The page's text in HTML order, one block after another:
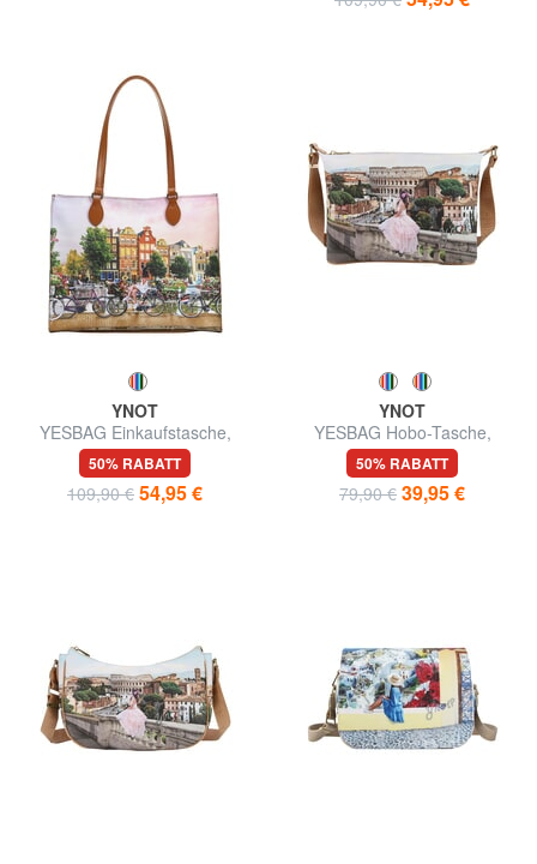
YNOT
YESBAG Einkaufstasche,
Umhängetasche
50% RABATT
109,90 € 54,95 €
YNOT
YESBAG Hobo-Tasche,
Schultertasche
50% RABATT
79,90 € 39,95 €